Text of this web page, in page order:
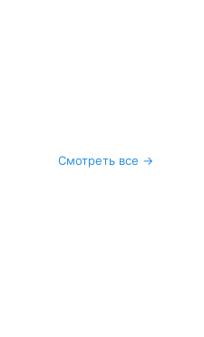
Смотреть все →